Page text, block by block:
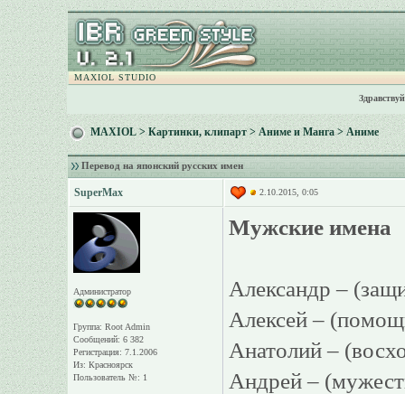
MAXIOL STUDIO
MAXIOL>Картинки, клипарт>Аниме и Манга> Аниме
Перевод на японский русских имен
SuperMax 2.10.2015, 0:05
Администратор
Группа: Root Admin
Сообщений: 6 382
Регистрация: 7.1.2006
Из: Красноярск
Пользователь №: 1
Мужские имена
Александр –
Алексей –
Анатолий –
Андрей –